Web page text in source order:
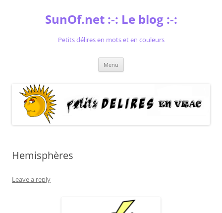
SunOf.net :-: Le blog :-:
Petits délires en mots et en couleurs
Menu
Hemisphères
Leave a reply